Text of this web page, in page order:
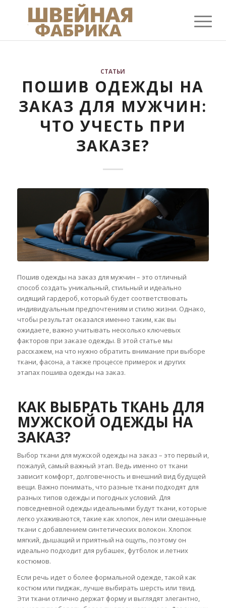
СТАТЬИ
ПОШИВ ОДЕЖДЫ НА
ЗАКАЗ ДЛЯ МУЖЧИН:
ЧТО УЧЕСТЬ ПРИ
ЗАКАЗЕ?
Пошив одежды на заказ для мужчин – это отличный
способ создать уникальный, стильный и идеально
сидящий гардероб, который будет соответствовать
индивидуальным предпочтениям и стилю жизни. Однако,
чтобы результат оказался именно таким, как вы
ожидаете, важно учитывать несколько ключевых
факторов при заказе одежды. В этой статье мы
расскажем, на что нужно обратить внимание при выборе
ткани, фасона, а также процессе примерок и других
этапах пошива одежды на заказ.
КАК ВЫБРАТЬ ТКАНЬ ДЛЯ
МУЖСКОЙ ОДЕЖДЫ НА
ЗАКАЗ?
Выбор ткани для мужской одежды на заказ – это первый и,
пожалуй, самый важный этап. Ведь именно от ткани
зависит комфорт, долговечность и внешний вид будущей
вещи. Важно понимать, что разные ткани подходят для
разных типов одежды и погодных условий. Для
повседневной одежды идеальными будут ткани, которые
легко ухаживаются, такие как хлопок, лен или смешанные
ткани с добавлением синтетических волокон. Хлопок
мягкий, дышащий и приятный на ощупь, поэтому он
идеально подходит для рубашек, футболок и летних
костюмов.
Если речь идет о более формальной одежде, такой как
костюм или пиджак, лучше выбирать шерсть или твид.
Эти ткани отлично держат форму и выглядят элегантно,